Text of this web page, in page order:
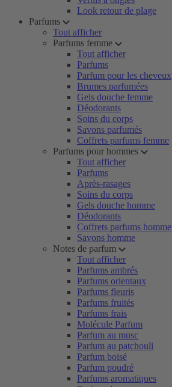
Look retour de plage
Parfums
Tout afficher
Parfums femme
Tout afficher
Parfums
Parfum pour les cheveux
Brumes parfumées
Gels douche femme
Déodorants
Soins du corps
Savons parfumés
Coffrets parfums femme
Parfums pour hommes
Tout afficher
Parfums
Après-rasages
Soins du corps
Gels douche homme
Déodorants
Coffrets parfums homme
Savons homme
Notes de parfum
Tout afficher
Parfums ambrés
Parfums orientaux
Parfums fleuris
Parfums fruités
Parfums frais
Molécule Parfum
Parfum au musc
Parfum au patchouli
Parfum boisé
Parfum poudré
Parfums aromatiques